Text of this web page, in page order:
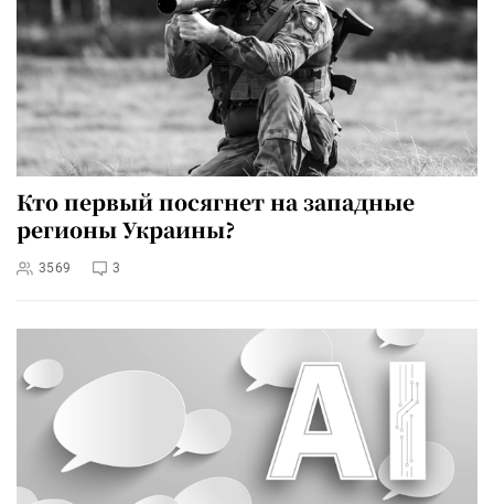
Кто первый посягнет на западные
регионы Украины?
3569 3